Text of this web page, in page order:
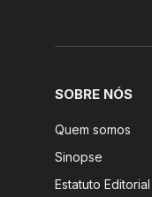
SOBRE NÓS
Quem somos
Sinopse
Estatuto Editorial